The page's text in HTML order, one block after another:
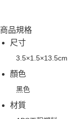
商品規格
尺寸
3.5×1.5×13.5cm
顏色
黑色
材質